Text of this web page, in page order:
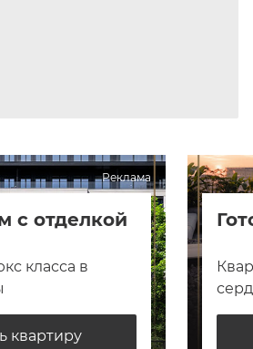
Реклама
с отделкой
класса в
квартиру